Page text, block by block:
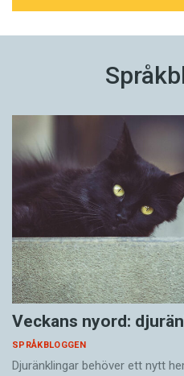
Veckans nyord:
SPRÅKBLOGGEN
Djuränklingar behöver ett nytt